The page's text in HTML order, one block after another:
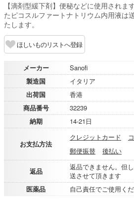
【滴剤型緩下剤】便秘などに使用されま
たピコスルファートナトリウム内用液は
たします。
ほしいものリストへ登録
メーカー
Sanofi
製造国
イタリア
出荷国
香港
商品番号
32239
納期
14-21日
お支払方法
クレジットカード
郵便振替
後払い
返品
返品できません。但
送させて頂きます
医薬品
自己責任でご使用く